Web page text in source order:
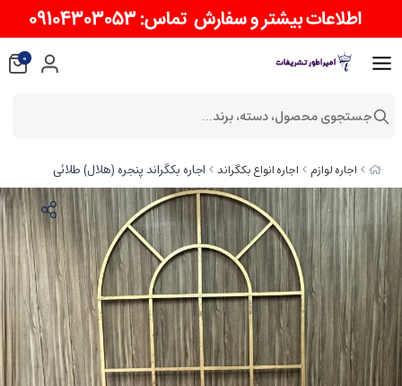
اجاره لوازم اجاره انواع بکگراند اجاره بکگراند پنجره (هلال) طلائی
0
جستجوی محصول، دسته، برند...